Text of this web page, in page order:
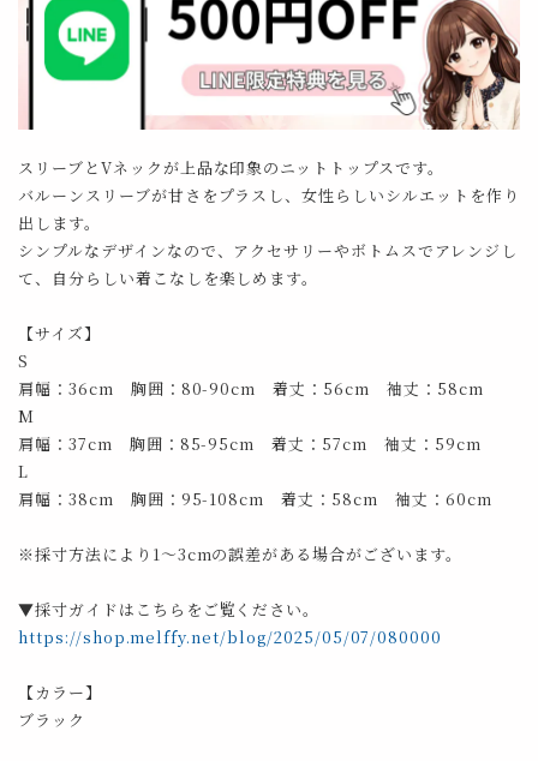
スリーブとVネックが上品な印象のニットトップスです。
バルーンスリーブが甘さをプラスし、女性らしいシルエットを作り
出します。
シンプルなデザインなので、アクセサリーやボトムスでアレンジし
て、自分らしい着こなしを楽しめます。
【サイズ】
S
肩幅：36cm 胸囲：80-90cm 着丈：56cm 袖丈：58cm
M
肩幅：37cm 胸囲：85-95cm 着丈：57cm 袖丈：59cm
L
肩幅：38cm 胸囲：95-108cm 着丈：58cm 袖丈：60cm
※採寸方法により1～3cmの誤差がある場合がございます。
▼採寸ガイドはこちらをご覧ください。
https://shop.melffy.net/blog/2025/05/07/080000
【カラー】
ブラック